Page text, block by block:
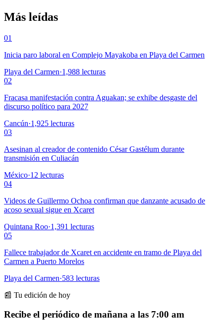
Más leídas
01
Inicia paro laboral en Complejo Mayakoba en Playa del Carmen
Playa del Carmen·1,988 lecturas
02
Fracasa manifestación contra Aguakan; se exhibe desgaste del
discurso político para 2027
Cancún·1,925 lecturas
03
Asesinan al creador de contenido César Gastélum durante
transmisión en Culiacán
México·12 lecturas
04
Videos de Guillermo Ochoa confirman que danzante acusado de
acoso sexual sigue en Xcaret
Quintana Roo·1,391 lecturas
05
Fallece trabajador de Xcaret en accidente en tramo de Playa del
Carmen a Puerto Morelos
Playa del Carmen·583 lecturas
📰 Tu edición de hoy
Recibe el periódico de mañana a las 7:00 am